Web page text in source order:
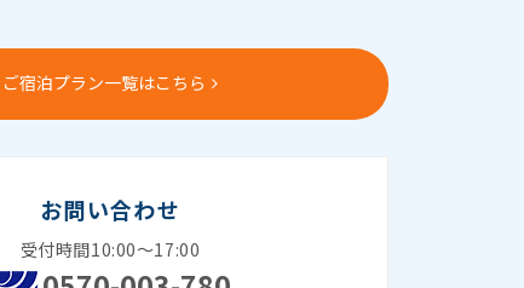
ご宿泊プラン一覧はこちら
お問い合わせ
受付時間10:00～17:00